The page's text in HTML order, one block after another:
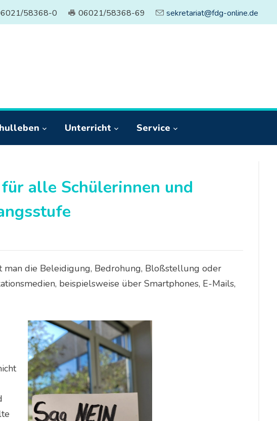
58368-0 06021/58368-69 sekretariat@fdg-online.de
Unterricht Service
alle Schülerinnen und
die Beleidigung, Bedrohung, Bloßstellung oder
beispielsweise über Smartphones, E-Mails,